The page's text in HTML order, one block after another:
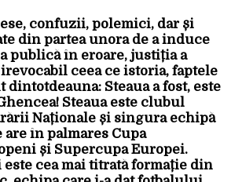
confuzii, polemici, dar și
din partea unora de a induce
publică în eroare, justiția a
ceea ce istoria, faptele
Steaua a fost, este
Steaua este clubul
Naționale și singura echipă
are în palmares Cupa
și Supercupa Europei.
este cea mai titrată formație din